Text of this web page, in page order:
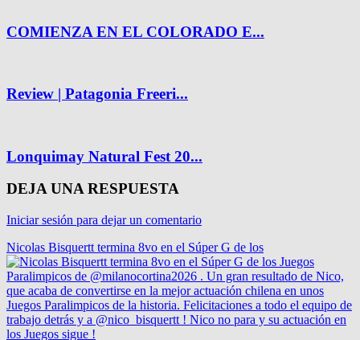
COMIENZA EN EL COLORADO E...
Review | Patagonia Freeri...
Lonquimay Natural Fest 20...
DEJA UNA RESPUESTA
Iniciar sesión para dejar un comentario
Nicolas Bisquertt termina 8vo en el Súper G de los